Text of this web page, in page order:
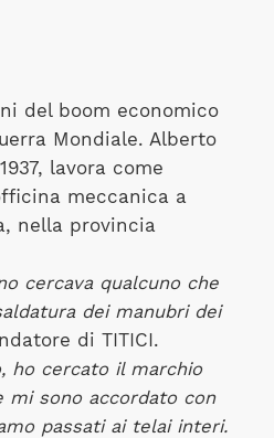
del boom economico
Mondiale. Alberto
lavora come
meccanica a
nella provincia
cercava qualcuno che
dei manubri dei
di TITICI.
ho cercato il marchio
mi sono accordato con
passati ai telai interi.